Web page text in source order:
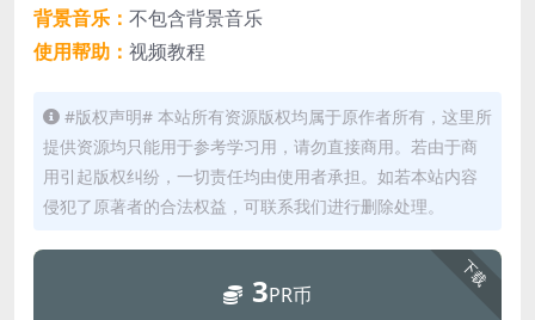
背景音乐： 不包含背景音乐
使用帮助： 视频教程
#版权声明# 本站所有资源版权均属于原作者所有，这里所
提供资源均只能用于参考学习用，请勿直接商用。若由于商
用引起版权纠纷，一切责任均由使用者承担。如若本站内容
侵犯了原著者的合法权益，可联系我们进行删除处理。
下载
3PR币